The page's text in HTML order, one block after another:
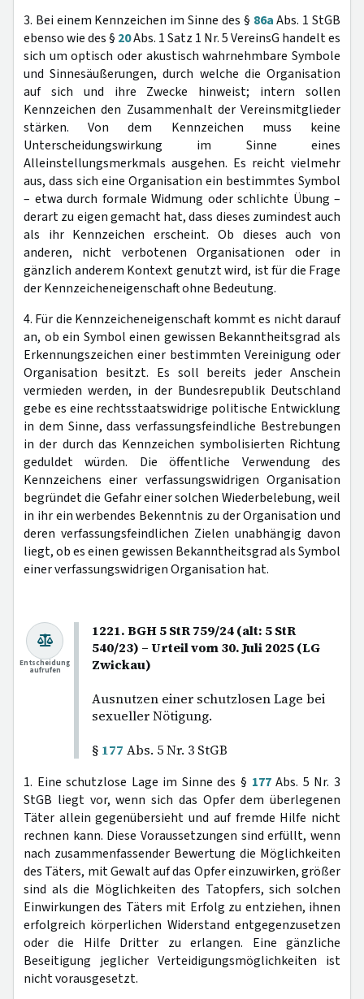
3. Bei einem Kennzeichen im Sinne des § 86aAbs. 1 StGB
ebenso wie des § 20Abs. 1 Satz 1 Nr. 5 VereinsG handelt es
sich um optisch oder akustisch wahrnehmbare Symbole
und Sinnesäußerungen, durch welche die Organisation
auf sich und ihre Zwecke hinweist; intern sollen
Kennzeichen den Zusammenhalt der Vereinsmitglieder
stärken. Von dem Kennzeichen muss keine
Unterscheidungswirkung im Sinne eines
Alleinstellungsmerkmals ausgehen. Es reicht vielmehr
aus, dass sich eine Organisation ein bestimmtes Symbol
– etwa durch formale Widmung oder schlichte Übung –
derart zu eigen gemacht hat, dass dieses zumindest auch
als ihr Kennzeichen erscheint. Ob dieses auch von
anderen, nicht verbotenen Organisationen oder in
gänzlich anderem Kontext genutzt wird, ist für die Frage
der Kennzeicheneigenschaft ohne Bedeutung.
4. Für die Kennzeicheneigenschaft kommt es nicht darauf
an, ob ein Symbol einen gewissen Bekanntheitsgrad als
Erkennungszeichen einer bestimmten Vereinigung oder
Organisation besitzt. Es soll bereits jeder Anschein
vermieden werden, in der Bundesrepublik Deutschland
gebe es eine rechtsstaatswidrige politische Entwicklung
in dem Sinne, dass verfassungsfeindliche Bestrebungen
in der durch das Kennzeichen symbolisierten Richtung
geduldet würden. Die öffentliche Verwendung des
Kennzeichens einer verfassungswidrigen Organisation
begründet die Gefahr einer solchen Wiederbelebung, weil
in ihr ein werbendes Bekenntnis zu der Organisation und
deren verfassungsfeindlichen Zielen unabhängig davon
liegt, ob es einen gewissen Bekanntheitsgrad als Symbol
einer verfassungswidrigen Organisation hat.
1221. BGH 5 StR 759/24 (alt: 5 StR
540/23) – Urteil vom 30. Juli 2025 (LG
Zwickau)
Ausnutzen einer schutzlosen Lage bei
sexueller Nötigung.
§ 177 Abs. 5 Nr. 3 StGB
Entscheidung
aufrufen
1. Eine schutzlose Lage im Sinne des § 177Abs. 5 Nr. 3
StGB liegt vor, wenn sich das Opfer dem überlegenen
Täter allein gegenübersieht und auf fremde Hilfe nicht
rechnen kann. Diese Voraussetzungen sind erfüllt, wenn
nach zusammenfassender Bewertung die Möglichkeiten
des Täters, mit Gewalt auf das Opfer einzuwirken, größer
sind als die Möglichkeiten des Tatopfers, sich solchen
Einwirkungen des Täters mit Erfolg zu entziehen, ihnen
erfolgreich körperlichen Widerstand entgegenzusetzen
oder die Hilfe Dritter zu erlangen. Eine gänzliche
Beseitigung jeglicher Verteidigungsmöglichkeiten ist
nicht vorausgesetzt.